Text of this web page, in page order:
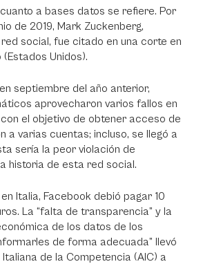
a bases datos se refiere. Por
de 2019, Mark Zuckenberg,
social, fue citado en una corte en
Unidos).
septiembre del año anterior,
aprovecharon varios fallos en
el objetivo de obtener acceso de
a varias cuentas; incluso, se llegó a
sería la peor violación de
historia de esta red social.
Italia, Facebook debió pagar 10
La “falta de transparencia” y la
de los datos de los
de forma adecuada” llevó
de la Competencia (AIC) a